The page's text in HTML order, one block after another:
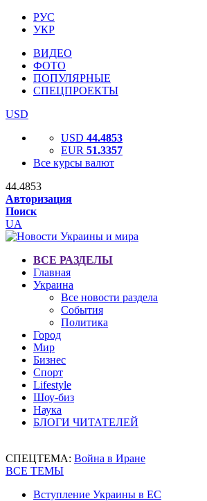
РУС
УКР
ВИДЕО
ФОТО
ПОПУЛЯРНЫЕ
СПЕЦПРОЕКТЫ
USD
USD 44.4853
EUR 51.3357
Все курсы валют
44.4853
Авторизация
Поиск
UA
ВСЕ РАЗДЕЛЫ
Главная
Украина
Все новости раздела
События
Политика
Город
Мир
Бизнес
Спорт
Lifestyle
Шоу-биз
Наука
БЛОГИ ЧИТАТЕЛЕЙ
СПЕЦТЕМА: Война в Иране
ВСЕ ТЕМЫ
Вступление Украины в ЕС